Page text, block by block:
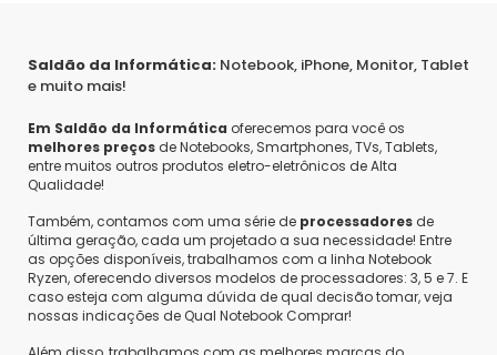
Este produto consigo expandir a memória RAM 8gb
Rubiano • 4 anos atrás• 0
Boa noite - na descrição do produto menciona
SSD de 512GB e abaixo na ficha técnica 256GB,
qual o real ?
Responder
Saldão da Informática: Notebook, iPhone, Monitor, Tablet
e muito mais!
Em Saldão da Informática oferecemos para você os
melhores preços de Notebooks, Smartphones, TVs, Tablets,
entre muitos outros produtos eletro-eletrônicos de Alta
Qualidade!
Também, contamos com uma série de processadores de
última geração, cada um projetado a sua necessidade! Entre
as opções disponíveis, trabalhamos com a linha Notebook
Ryzen, oferecendo diversos modelos de processadores: 3, 5 e 7. E
caso esteja com alguma dúvida de qual decisão tomar, veja
nossas indicações de Qual Notebook Comprar!